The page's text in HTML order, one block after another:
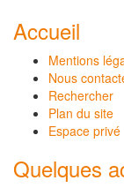
Accueil
Mentions
Nous
Rechercher
Plan du site
Espace privé
Quelques